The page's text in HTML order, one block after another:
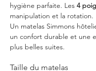
hygiène parfaite. Les 4
manipulation et la rotation.
Un matelas Simmons
un confort durable et une
plus belles suites.
Taille du matelas